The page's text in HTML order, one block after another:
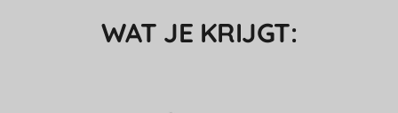
WAT JE KRIJGT: